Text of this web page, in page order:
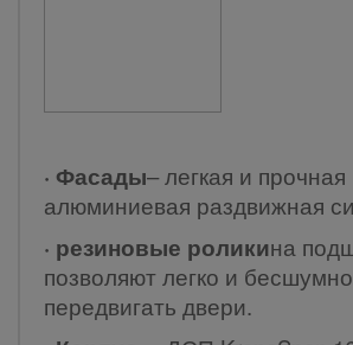
· Фасады– легкая и прочная
алюминиевая раздвижная
· резиновые роликина
позволяют легко и бесшумно
передвигать двери.